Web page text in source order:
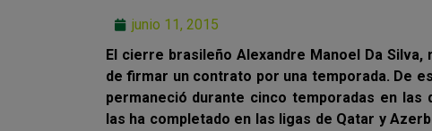
junio 11, 2015
El cierre brasileño Alexandre Manoel Da
de firmar un contrato por una temporada. De
permaneció durante cinco temporadas en
las ha completado en las ligas de Qatar y